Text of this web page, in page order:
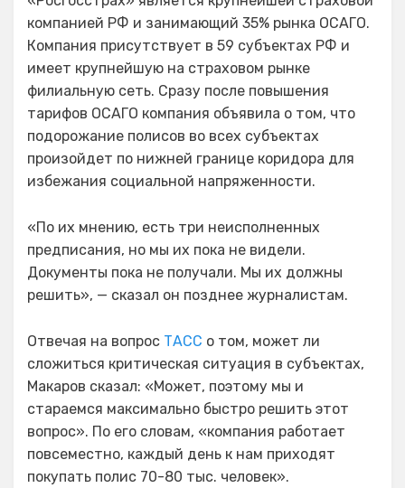
компанией РФ и занимающий 35% рынка ОСАГО.
Компания присутствует в 59 субъектах РФ и
имеет крупнейшую на страховом рынке
филиальную сеть. Сразу после повышения
тарифов ОСАГО компания объявила о том, что
подорожание полисов во всех субъектах
произойдет по нижней границе коридора для
избежания социальной напряженности.
«По их мнению, есть три неисполненных
предписания, но мы их пока не видели.
Документы пока не получали. Мы их должны
решить», — сказал он позднее журналистам.
Отвечая на вопрос ТАСС о том, может ли
сложиться критическая ситуация в субъектах,
Макаров сказал: «Может, поэтому мы и
стараемся максимально быстро решить этот
вопрос». По его словам, «компания работает
повсеместно, каждый день к нам приходят
покупать полис 70-80 тыс. человек».